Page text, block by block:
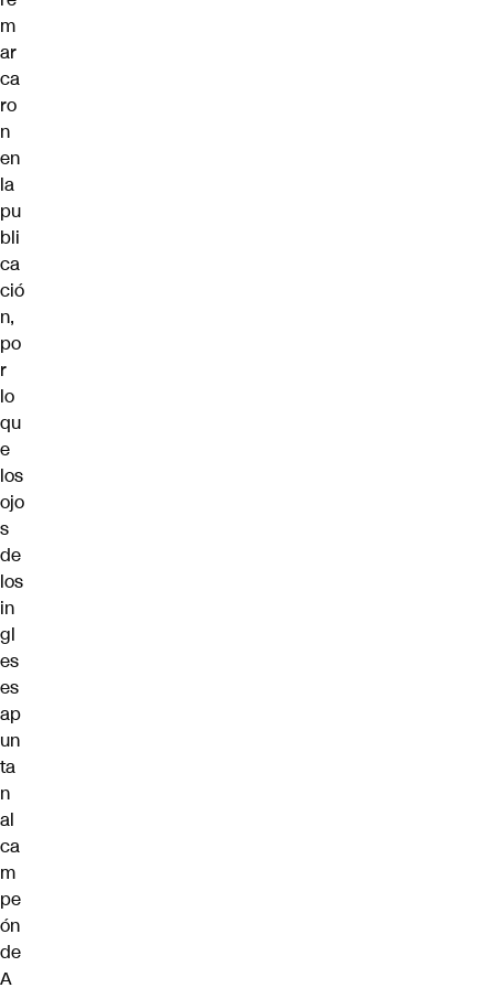
m
ar
ca
ro
n
en
la
pu
bli
ca
ció
n,
po
r
lo
qu
e
los
ojo
s
de
los
in
gl
es
es
ap
un
ta
n
al
ca
m
pe
ón
de
A